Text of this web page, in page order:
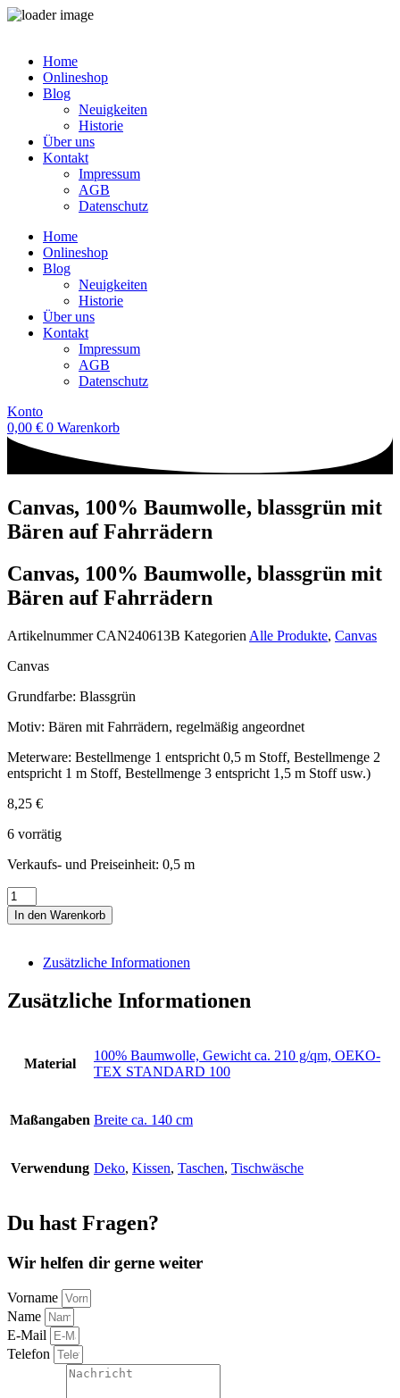
springenHome
Onlineshop
Blog
Neuigkeiten
Historie
Über uns
Kontakt
Impressum
AGB
Datenschutz
Home
Onlineshop
Blog
Neuigkeiten
Historie
Über uns
Kontakt
Impressum
AGB
Datenschutz
Konto
0,00 € 0 Warenkorb
Canvas, 100% Baumwolle, blassgrün mit
Bären auf Fahrrädern
Canvas, 100% Baumwolle, blassgrün mit
Bären auf Fahrrädern
ArtikelnummerCAN240613B Kategorien Alle Produkte, Canvas
Canvas
Grundfarbe: Blassgrün
Motiv: Bären mit Fahrrädern, regelmäßig angeordnet
Meterware: Bestellmenge 1 entspricht 0,5 m Stoff, Bestellmenge 2
entspricht 1 m Stoff, Bestellmenge 3 entspricht 1,5 m Stoff usw.)
8,25 €
6 vorrätig
Verkaufs- und Preiseinheit: 0,5 m
Canvas,
100%
Baumwolle,
auf
Fahrrädern
In den Warenkorb
Zusätzliche Informationen
Zusätzliche Informationen
Material
100% Baumwolle, Gewicht ca. 210 g/qm, OEKO-
TEX STANDARD 100
Maßangaben Breite ca. 140 cm
Verwendung Deko, Kissen, Taschen, Tischwäsche
Du hast Fragen?
Wir helfen dir gerne weiter
Vorname
Name
E-Mail
Telefon